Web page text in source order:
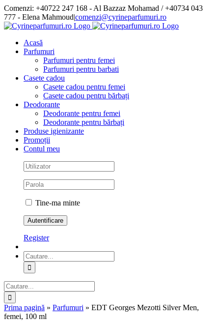
Skip
to
content
Comenzi: +40722 247 168 - Al Bazzaz Mohamad / +40734 043
777 - Elena Mahmoud|comenzi@cyrineparfumuri.ro
Facebook
Acasă
Parfumuri
Parfumuri pentru femei
Parfumuri pentru barbati
Casete cadou
Casete cadou pentru femei
Casete cadou pentru bărbați
Deodorante
Deodorante pentru femei
Deodorante pentru bărbați
Produse igienizante
Promoții
Contul meu
Tine-ma minte
Register
Cautare...
Cautare...
Prima pagină » Parfumuri » EDT Georges Mezotti Silver Men,
femei, 100 ml